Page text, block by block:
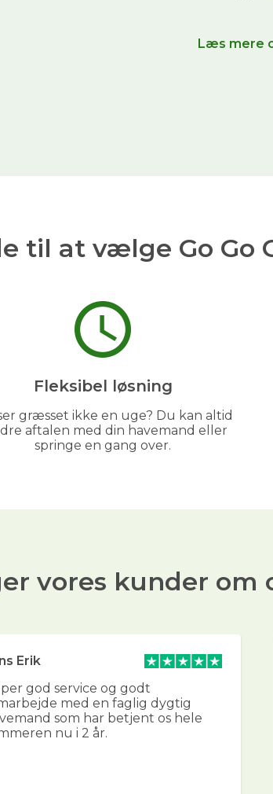
Læs mere
til at vælge Go Go
Fleksibel løsning
græsset ikke en uge? Du kan altid
aftalen med din havemand eller
springe en gang over.
vores kunder om
Erik
god service og godt
med en faglig dygtig
som har betjent os hele
nu i 2 år.